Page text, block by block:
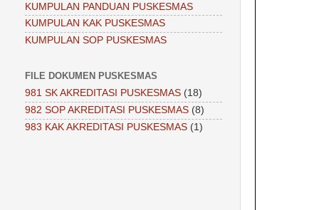
KUMPULAN PANDUAN PUSKESMAS
KUMPULAN KAK PUSKESMAS
KUMPULAN SOP PUSKESMAS
FILE DOKUMEN PUSKESMAS
981 SK AKREDITASI PUSKESMAS (18)
982 SOP AKREDITASI PUSKESMAS (8)
983 KAK AKREDITASI PUSKESMAS (1)